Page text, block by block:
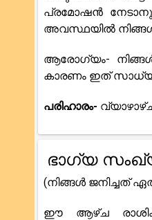
പ്രമോഷൻ
അവസ്ഥയിൽ
ആരോഗ്യം-
കാരണം ഇത്
പരിഹാരം-
ഭാഗ്യ
(നിങ്ങൾ ജനിച്ചത്
ഈ ആഴ്ച